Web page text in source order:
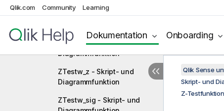
Qlik.com Community Learning
Dokumentation Onboarding
ZTest_lower - Skript- und
ZTest_upper - Skript- und
Diagrammfunktion
ZTestw_z - Skript- und
Diagrammfunktion
ZTestw_sig - Skript- und
Qlik Sense
Skript- und
Z-